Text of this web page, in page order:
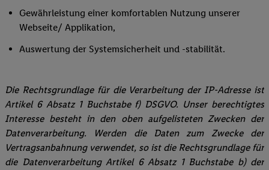
Gewährleistung einer komfortablen Nutzung unserer
Webseite/ Applikation,
Auswertung der Systemsicherheit und -stabilität.
Die Rechtsgrundlage für die Verarbeitung der IP-Adresse ist
Artikel 6 Absatz 1 Buchstabe f) DSGVO. Unser berechtigtes
Interesse besteht in den oben aufgelisteten Zwecken der
Datenverarbeitung. Werden die Daten zum Zwecke der
Vertragsanbahnung verwendet, so ist die Rechtsgrundlage für
die Datenverarbeitung Artikel 6 Absatz 1 Buchstabe b) der